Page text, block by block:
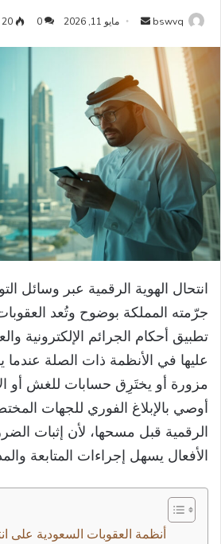
bswvq
أرسل مايو 11, 2026 0
20
انتحال الهوية الرقمية عبر وسائل
جرّمته المملكة بوضوح وتُعد
تطبيق أحكام الجرائم الإلكترونية
عليها في الأنظمة ذات الصلة
مزورة أو يختَرِق حسابات للغش أو
أوصي بالإبلاغ الفوري للجهات
الرقمية قبل مسحها، لأن إثبات
الأفعال يسهل إجراءات المتابعة
أنظمة العقوبات السعودية على